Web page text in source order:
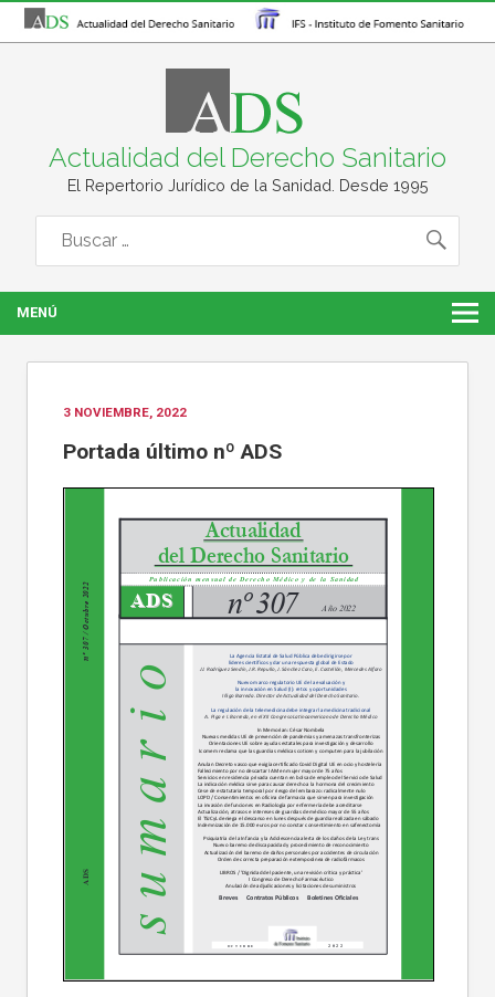
Actualidad del Derecho Sanitario
El Repertorio Jurídico de la Sanidad. Desde 1995
MENÚ
3 NOVIEMBRE, 2022
Portada último nº ADS